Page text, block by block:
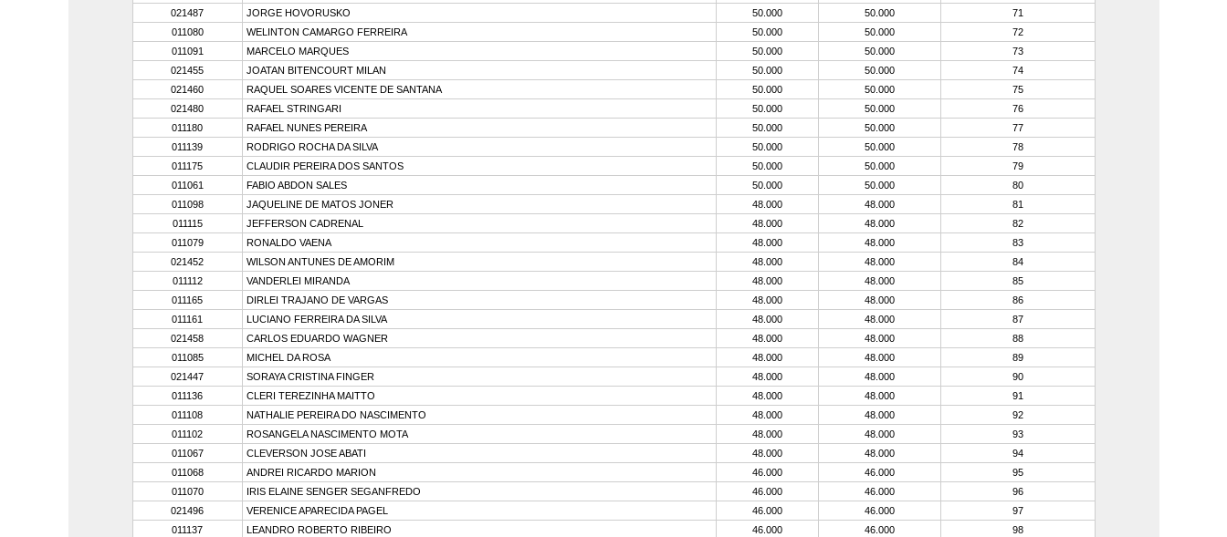
021487
JORGE HOVORUSKO 50.000 50.000
71
011080
WELINTON CAMARGO FERREIRA 50.000 50.000
72
011091
MARCELO MARQUES 50.000 50.000
73
021455
JOATAN BITENCOURT MILAN 50.000 50.000
74
021460
RAQUEL SOARES VICENTE DE SANTANA 50.000 50.000
75
021480
RAFAEL STRINGARI 50.000 50.000
76
011180
RAFAEL NUNES PEREIRA 50.000 50.000
77
011139
RODRIGO ROCHA DA SILVA 50.000 50.000
78
011175
CLAUDIR PEREIRA DOS SANTOS 50.000 50.000
79
011061
FABIO ABDON SALES 50.000 50.000
80
011098
JAQUELINE DE MATOS JONER 48.000 48.000
81
011115
JEFFERSON CADRENAL 48.000 48.000
82
011079
RONALDO VAENA 48.000 48.000
83
021452
WILSON ANTUNES DE AMORIM 48.000 48.000
84
011112
VANDERLEI MIRANDA 48.000 48.000
85
011165
DIRLEI TRAJANO DE VARGAS 48.000 48.000
86
011161
LUCIANO FERREIRA DA SILVA 48.000 48.000
87
021458
CARLOS EDUARDO WAGNER 48.000 48.000
88
011085
MICHEL DA ROSA 48.000 48.000
89
021447
SORAYA CRISTINA FINGER 48.000 48.000
90
011136
CLERI TEREZINHA MAITTO 48.000 48.000
91
011108
NATHALIE PEREIRA DO NASCIMENTO 48.000 48.000
92
011102
ROSANGELA NASCIMENTO MOTA 48.000 48.000
93
011067
CLEVERSON JOSE ABATI 48.000 48.000
94
011068
ANDREI RICARDO MARION 46.000 46.000
95
011070
IRIS ELAINE SENGER SEGANFREDO 46.000 46.000
96
021496
VERENICE APARECIDA PAGEL 46.000 46.000
97
011137
LEANDRO ROBERTO RIBEIRO 46.000 46.000 98